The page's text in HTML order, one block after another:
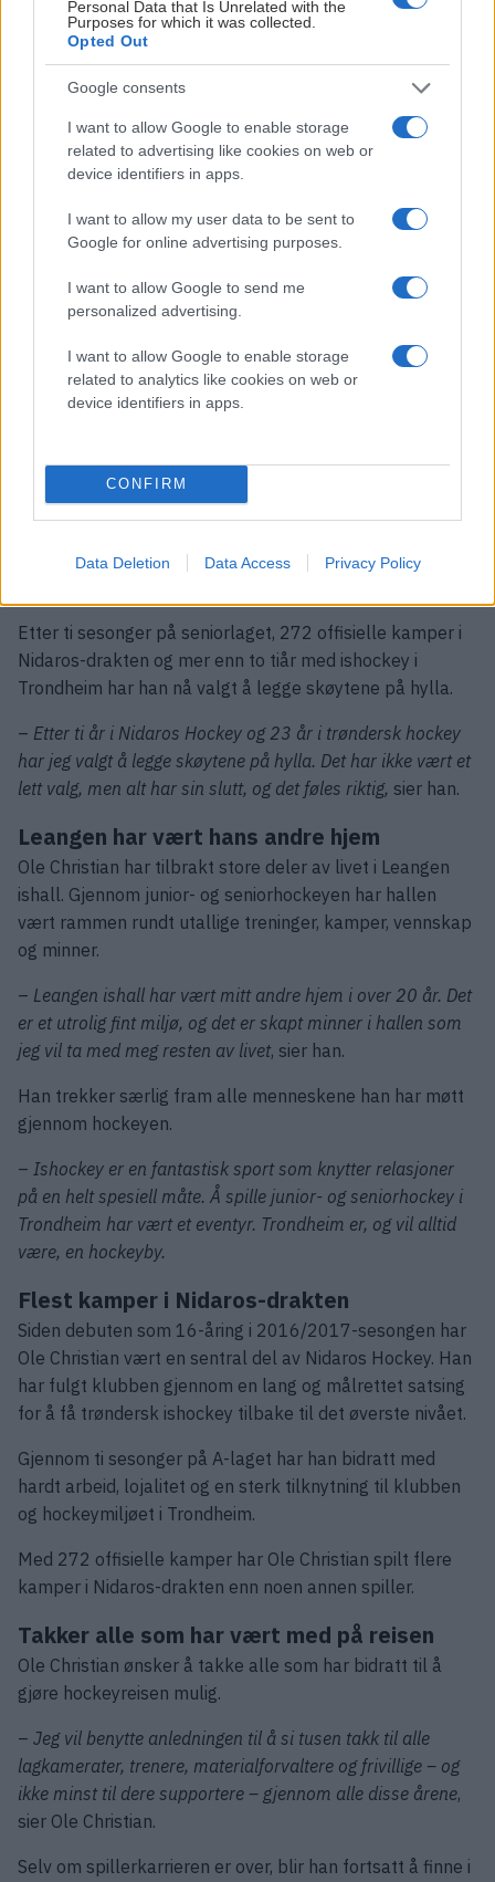
Personal Data that Is Unrelated with the
Purposes for which it was collected.
Opted Out
Google consents
I want to allow Google to enable storage
related to advertising like cookies on web or
device identifiers in apps.
I want to allow my user data to be sent to
Google for online advertising purposes.
I want to allow Google to send me
personalized advertising.
I want to allow Google to enable storage
related to analytics like cookies on web or
device identifiers in apps.
CONFIRM
Data Deletion Data Access Privacy Policy
Publisert:2026-07-26 4 min lesing
Marita Madsø
Etter ti sesonger på A-laget i Nidaros Hockey og
23 år i trøndersk ishockey har Ole Christian
spillerkarrieren.
En lang og innholdsrik spillerkarriere har kommet til veis
16-åring i 2016/2017-sesongen og har siden vært en
Etter ti sesonger på seniorlaget, 272 offisielle kamper i
Nidaros-drakten og mer enn to tiår med ishockey i
Trondheim har han nå valgt å legge skøytene på hylla.
– Etter ti år i Nidaros Hockey og 23 år i trøndersk hockey
har jeg valgt å legge skøytene på hylla. Det har ikke vært et
lett valg, men alt har sin slutt, og det føles riktig, sier han.
Leangen har vært hans andre hjem
Ole Christian har tilbrakt store deler av livet i Leangen
ishall. Gjennom junior- og seniorhockeyen har hallen
vært rammen rundt utallige treninger, kamper, vennskap
og minner.
– Leangen ishall har vært mitt andre hjem i over 20 år. Det
er et utrolig fint miljø, og det er skapt minner i hallen som
jeg vil ta med meg resten av livet, sier han.
Han trekker særlig fram alle menneskene han har møtt
gjennom hockeyen.
– Ishockey er en fantastisk sport som knytter relasjoner
på en helt spesiell måte. Å spille junior- og seniorhockey i
Trondheim har vært et eventyr. Trondheim er, og vil alltid
være, en hockeyby.
Flest kamper i Nidaros-drakten
Siden debuten som 16-åring i 2016/2017-sesongen har
Ole Christian vært en sentral del av Nidaros Hockey. Han
har fulgt klubben gjennom en lang og målrettet satsing
for å få trøndersk ishockey tilbake til det øverste nivået.
Gjennom ti sesonger på A-laget har han bidratt med
hardt arbeid, lojalitet og en sterk tilknytning til klubben
og hockeymiljøet i Trondheim.
Med 272 offisielle kamper har Ole Christian spilt flere
kamper i Nidaros-drakten enn noen annen spiller.
Takker alle som har vært med på reisen
Ole Christian ønsker å takke alle som har bidratt til å
gjøre hockeyreisen mulig.
– Jeg vil benytte anledningen til å si tusen takk til alle
lagkamerater, trenere, materialforvaltere og frivillige – og
ikke minst til dere supportere – gjennom alle disse årene,
sier Ole Christian.
Selv om spillerkarrieren er over, blir han fortsatt å finne i